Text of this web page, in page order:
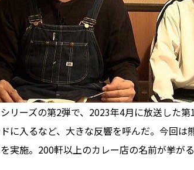
リーズの第2弾で、2023年4月に放送した
に入るなど、大きな反響を呼んだ。今回
実施。200軒以上のカレー店の名前が挙が